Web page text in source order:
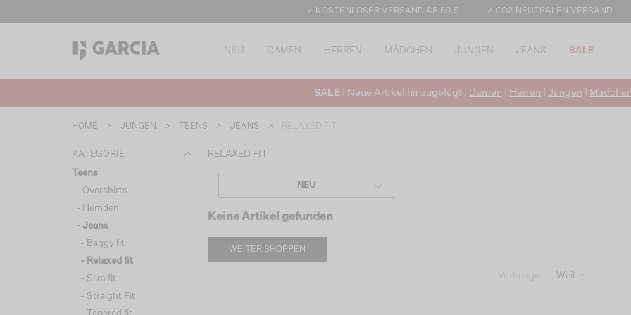
✓ KOSTENLOSER VERSAND AB 50 € ✓ CO2-NEUTRALEN VERSAND
NEU DAMEN HERREN MÄDCHEN JUNGEN JEANS SALE
SALE | Neue Artikel hinzugefügt | Damen Herren Jungen
HOME > JUNGEN > TEENS > JEANS >
KATEGORIE
Teens
- Overshirts
- Hemden
- Jeans
- Baggy fit
- Relaxed fit
- Slim fit
- Straight Fit
RELAXED FIT
NEU
Keine Artikel gefunden
WEITER SHOPPEN
Weiter